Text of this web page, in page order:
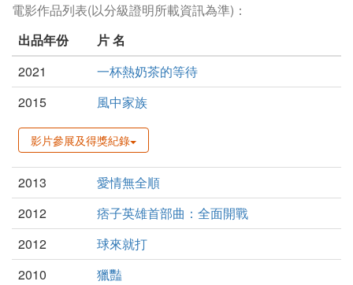
電影作品列表(以分級證明所載資訊為準)：
出品年份
片 名
2021
一杯熱奶茶的等待
2015
風中家族
影片參展及得獎紀錄
2013
愛情無全順
2012
痞子英雄首部曲：全面開戰
2012
球來就打
2010
獵豔